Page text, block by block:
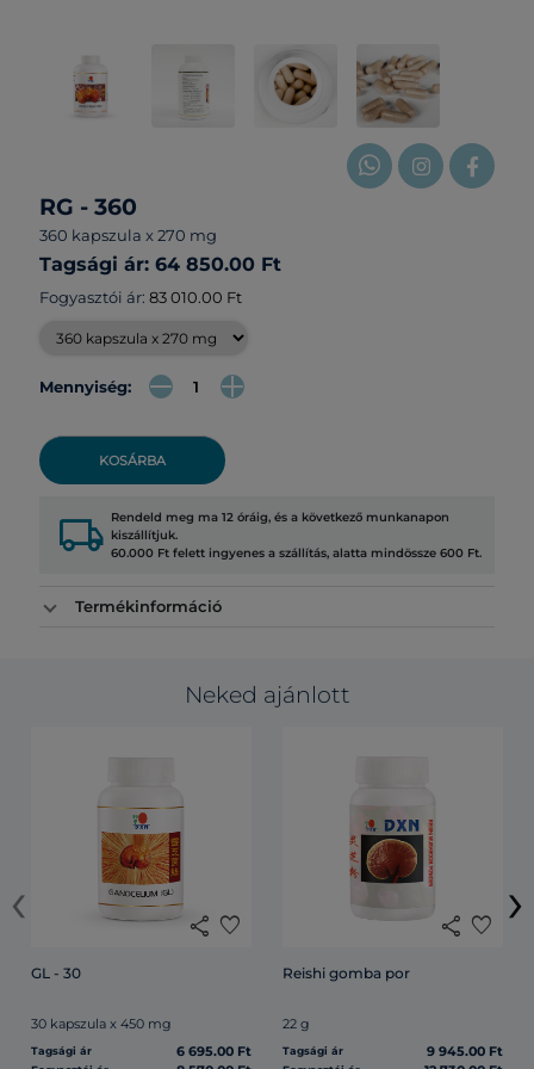
RG - 360
360 kapszula x 270 mg
Tagsági ár: 64 850.00 Ft
Fogyasztói ár: 83 010.00 Ft
Mennyiség:
KOSÁRBA
local_shipping Rendeld meg ma 12 óráig, és a következő munkanapon
kiszállítjuk.
60.000 Ft felett ingyenes a szállítás, alatta mindössze 600 Ft.
Termékinformáció
Neked ajánlott
share favorite
GL - 30
30 kapszula x 450 mg
Tagsági ár 6 695.00 Ft
share favorite
Reishi gomba por
22 g
Tagsági ár 9 945.00 Ft
‹ ›